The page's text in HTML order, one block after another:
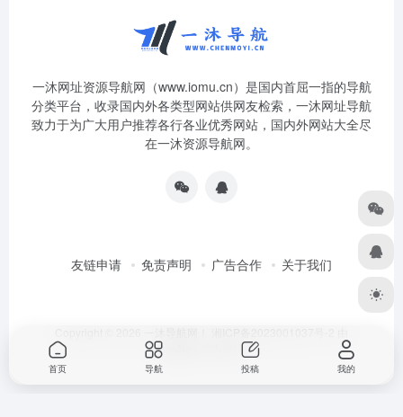
一沐网址资源导航网（www.iomu.cn）是国内首屈一指的导航
分类平台，收录国内外各类型网站供网友检索，一沐网址导航
致力于为广大用户推荐各行各业优秀网站，国内外网站大全尽
在一沐资源导航网。
友链申请 免责声明 广告合作 关于我们
OneNav 强力驱动
首页 导航 投稿 我的